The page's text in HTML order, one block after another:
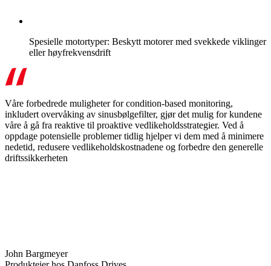
Spesielle motortyper: Beskytt motorer med svekkede viklinger
eller høyfrekvensdrift
Våre forbedrede muligheter for condition-based monitoring,
inkludert overvåking av sinusbølgefilter, gjør det mulig for kundene
våre å gå fra reaktive til proaktive vedlikeholdsstrategier. Ved å
oppdage potensielle problemer tidlig hjelper vi dem med å minimere
nedetid, redusere vedlikeholdskostnadene og forbedre den generelle
driftssikkerheten
John Bargmeyer